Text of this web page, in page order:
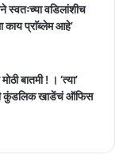
स्वतःच्या वडिलांशीच
काय प्राॅब्लेम आहे’
बातमी ! । ‘त्या’
कुंडलिक खाडेंचं ऑफिस